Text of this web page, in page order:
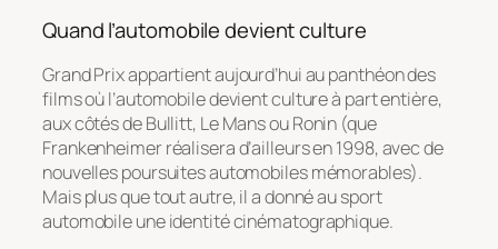
Quand l’automobile devient culture
Grand Prixappartient aujourd’hui au panthéon des
films où l’automobile devient culture à part entière,
aux côtés deBullitt, Le MansouRonin (que
Frankenheimer réalisera d’ailleurs en 1998, avec de
nouvelles poursuites automobiles mémorables).
Mais plus que tout autre, il a donné au sport
automobile une identité cinématographique.